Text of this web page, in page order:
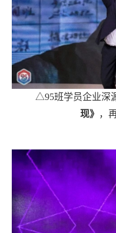
△95班学员企业
现》 ，